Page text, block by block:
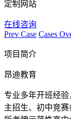
定制网站
在线咨询
Prev Case Cases
项目简介
昂迪教育
专业多年开班经
主招生、初中竞